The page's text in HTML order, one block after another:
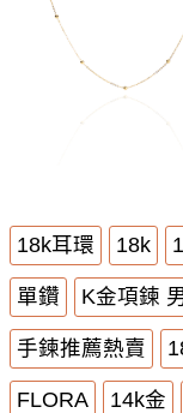
18k耳環 18k
單鑽 K金項鍊
手鍊推薦熱賣
FLORA 14k金